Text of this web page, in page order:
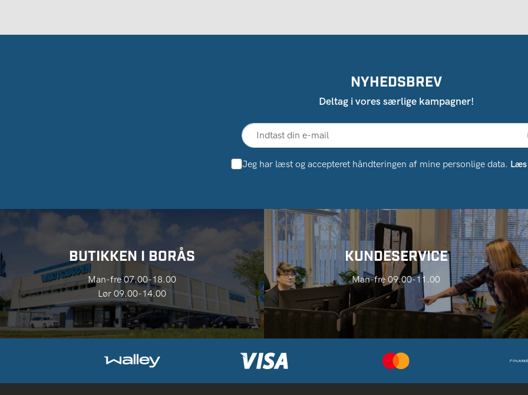
NYHEDSBREV
Deltag i vores særlige kampagner!
Jeg har læst og accepteret håndteringen af ​​mine personlige data.
BUTIKKEN I BORÅS
Man-fre 07.00-18.00
Lør 09.00-14.00
KUNDESERVICE
Man-fre 09.00-11.00